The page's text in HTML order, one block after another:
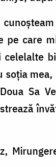
pe care
Sa